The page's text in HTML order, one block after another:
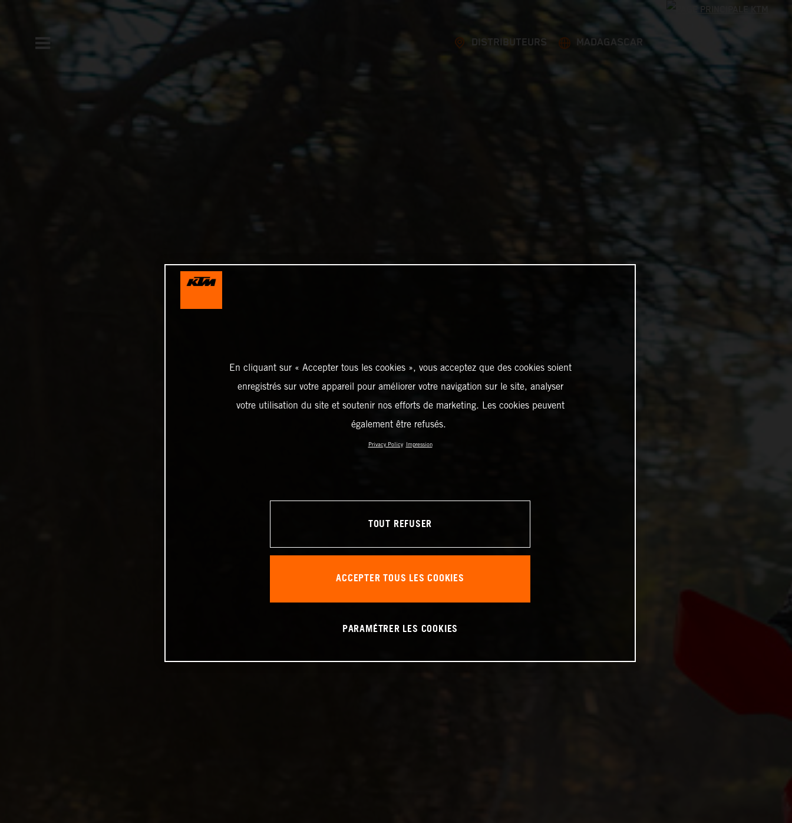
DISTRIBUTEURS MADAGASCAR
En cliquant sur « Accepter tous les cookies », vous acceptez que des cookies soient
enregistrés sur votre appareil pour améliorer votre navigation sur le site, analyser
votre utilisation du site et soutenir nos efforts de marketing. Les cookies peuvent
également être refusés.
Privacy Policy Impression
TOUT REFUSER
ACCEPTER TOUS LES COOKIES
PARAMÉTRER LES COOKIES